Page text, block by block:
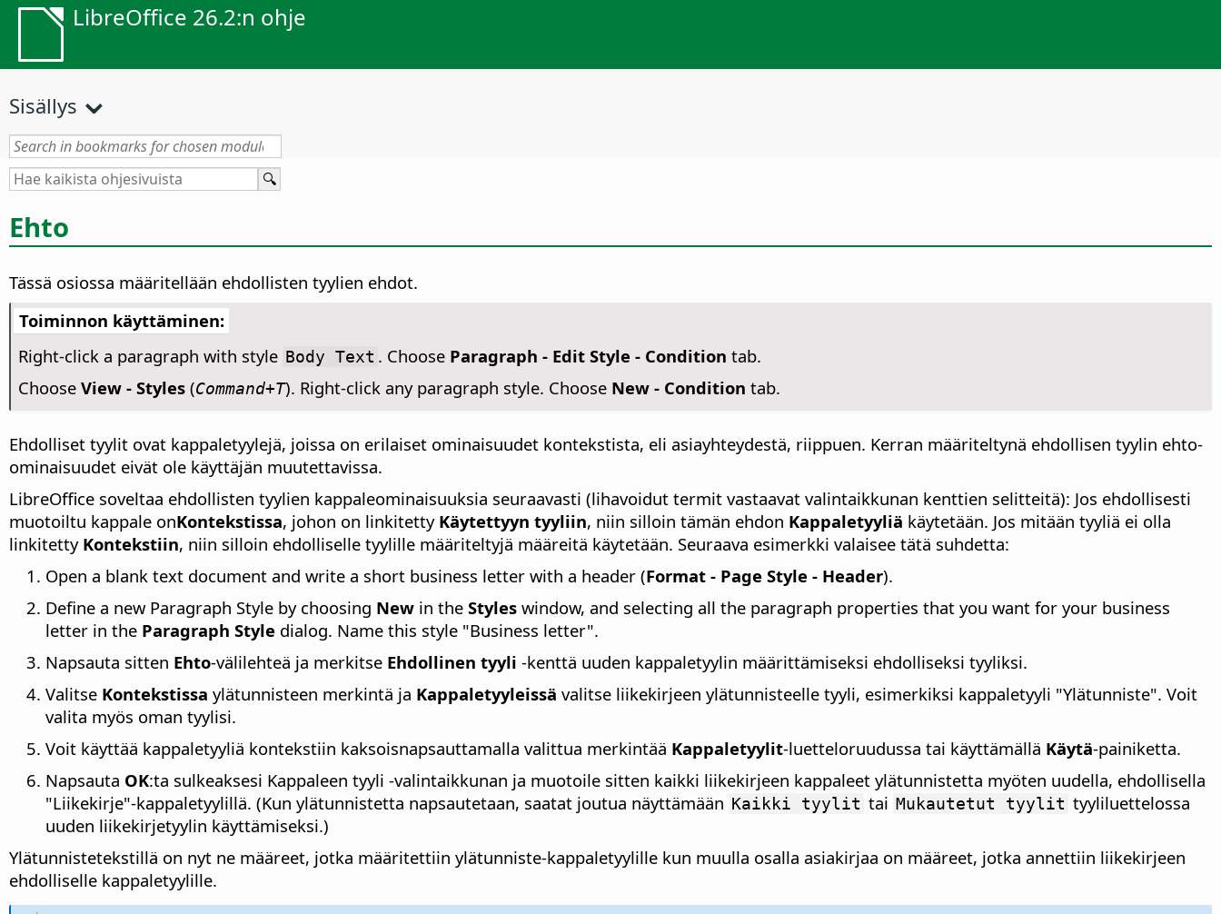
LibreOffice 26.2:n ohje
Sisällys
Ehto
Tässä osiossa määritellään ehdollisten tyylien ehdot.
Toiminnon käyttäminen:
Right-click a paragraph with style Body Text . Choose Paragraph - Edit Style - Condition tab.
Choose View - Styles(Command+T). Right-click any paragraph style. Choose New - Condition tab.
Ehdolliset tyylit ovat kappaletyylejä, joissa on erilaiset ominaisuudet kontekstista, eli asiayhteydestä, riippuen. Kerran määriteltynä ehdollisen tyylin ehto-
ominaisuudet eivät ole käyttäjän muutettavissa.
LibreOffice soveltaa ehdollisten tyylien kappaleominaisuuksia seuraavasti (lihavoidut termit vastaavat valintaikkunan kenttien selitteitä): Jos ehdollisesti
muotoiltu kappale onKontekstissa, johon on linkitetty Käytettyyn tyyliin, niin silloin tämän ehdon Kappaletyyliä käytetään. Jos mitään tyyliä ei olla
linkitetty Kontekstiin, niin silloin ehdolliselle tyylille määriteltyjä määreitä käytetään. Seuraava esimerkki valaisee tätä suhdetta:
Open a blank text document and write a short business letter with a header (Format - Page Style - Header).
Define a new Paragraph Style by choosing New in the Styles window, and selecting all the paragraph properties that you want for your business
letter in the Paragraph Style dialog. Name this style "Business letter".
Napsauta sitten Ehto-välilehteä ja merkitse Ehdollinen tyyli -kenttä uuden kappaletyylin määrittämiseksi ehdolliseksi tyyliksi.
Valitse Kontekstissa ylätunnisteen merkintä ja Kappaletyyleissä valitse liikekirjeen ylätunnisteelle tyyli, esimerkiksi kappaletyyli "Ylätunniste". Voit
valita myös oman tyylisi.
Voit käyttää kappaletyyliä kontekstiin kaksoisnapsauttamalla valittua merkintää Kappaletyylit-luetteloruudussa tai käyttämällä Käytä-painiketta.
Napsauta OK:ta sulkeaksesi Kappaleen tyyli -valintaikkunan ja muotoile sitten kaikki liikekirjeen kappaleet ylätunnistetta myöten uudella, ehdollisella
"Liikekirje"-kappaletyylillä. (Kun ylätunnistetta napsautetaan, saatat joutua näyttämään Kaikki tyylit tai Mukautetut tyylit tyyliluettelossa
uuden liikekirjetyylin käyttämiseksi.)
Ylätunnistetekstillä on nyt ne määreet, jotka määritettiin ylätunniste-kappaletyylille kun muulla osalla asiakirjaa on määreet, jotka annettiin liikekirjeen
ehdolliselle kappaletyylille.